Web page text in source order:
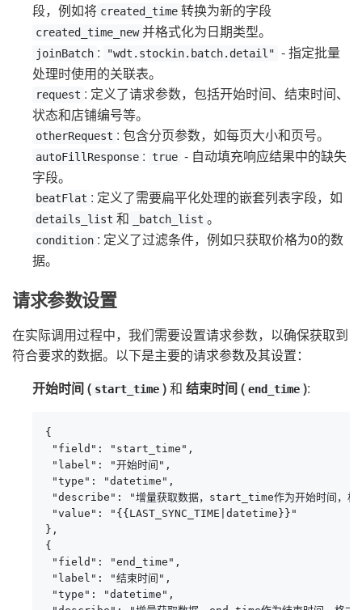
段，例如将 created_time 转换为新的字段
created_time_new 并格式化为日期类型。
joinBatch : "wdt.stockin.batch.detail" - 指定批量
处理时使用的关联表。
request : 定义了请求参数，包括开始时间、结束时间、
状态和店铺编号等。
otherRequest : 包含分页参数，如每页大小和页号。
autoFillResponse : true - 自动填充响应结果中的缺失
字段。
beatFlat : 定义了需要扁平化处理的嵌套列表字段，如
details_list 和 _batch_list 。
condition : 定义了过滤条件，例如只获取价格为0的数
据。
请求参数设置
在实际调用过程中，我们需要设置请求参数，以确保获取到
符合要求的数据。以下是主要的请求参数及其设置：
开始时间 ( start_time )和 结束时间 ( end_time ):
{
"field": "start_time",
"label": "开始时间",
"type": "datetime",
"describe": "增量获取数据，start_time作为开始时间，格
"value": "{{LAST_SYNC_TIME|datetime}}"
},
{
"field": "end_time",
"label": "结束时间",
"type": "datetime",